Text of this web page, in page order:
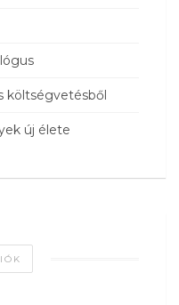
költségvetésből
új élete